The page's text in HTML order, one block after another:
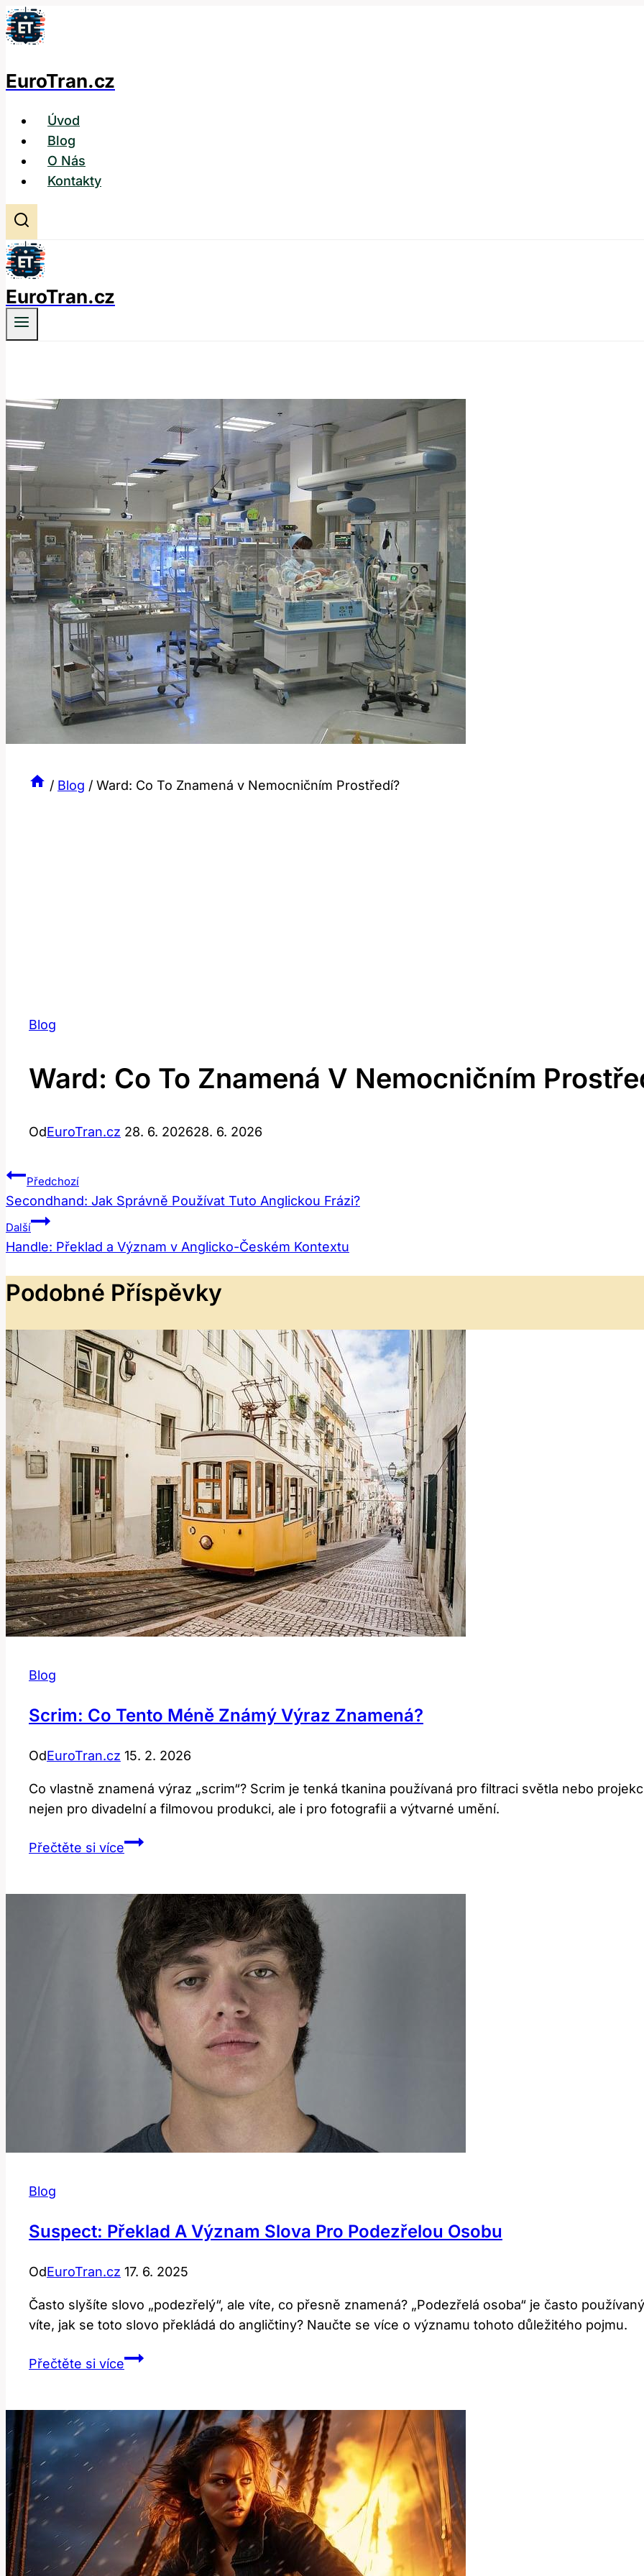
Přeskočit
na
EuroTran.cz
Úvod
Blog
O Nás
Kontakty
EuroTran.cz
/ Blog / Ward: Co To Znamená v Nemocničním Prostředí?
Blog
Ward: Co To Znamená V Nemocničním
OdEuroTran.cz 28. 6. 202628. 6. 2026
Navigace
Pro
Příspěvek
Předchozí
Secondhand: Jak Správně Používat Tuto Anglickou Frázi?
Další
Handle: Překlad a Význam v Anglicko-Českém Kontextu
Podobné Příspěvky
Blog
Scrim: Co Tento Méně Známý Výraz Znamená?
OdEuroTran.cz 15. 2. 2026
Co vlastně znamená výraz „scrim“? Scrim je tenká tkanina používaná pro filtraci světla nebo
nejen pro divadelní a filmovou produkci, ale i pro fotografii a výtvarné umění.
Přečtěte si víceScrim:
Méně
Známý
Výraz
Znamená?
Blog
Suspect: Překlad A Význam Slova Pro Podezřelou Osobu
OdEuroTran.cz 17. 6. 2025
Často slyšíte slovo „podezřelý“, ale víte, co přesně znamená? „Podezřelá osoba“ je často
víte, jak se toto slovo překládá do angličtiny? Naučte se více o významu tohoto důležitého pojmu.
Přečtěte si víceSuspect:
Význam
Slova
Podezřelou
Osobu